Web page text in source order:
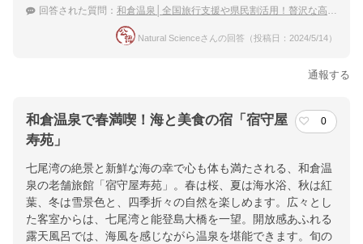
回答された質問： 和倉温泉│全国旅行支援や県民割活用！贅沢な高級宿など夫婦で泊まるなら？
Natural Scienceさんの回答（投稿日：2024/5/14）
通報する
和倉温泉で春満喫！海と美食の宿「宿守屋
寿苑」
0
七尾湾の絶景と新鮮な海の幸で心も体も満たされる、和倉温
泉の老舗旅館「宿守屋寿苑」。春は桜、夏は海水浴、秋は紅
葉、冬は雪景色と、四季折々の自然を楽しめます。広々とし
た客室からは、七尾湾と能登島大橋を一望。開放感あふれる
露天風呂では、海風を感じながら温泉を堪能できます。旬の